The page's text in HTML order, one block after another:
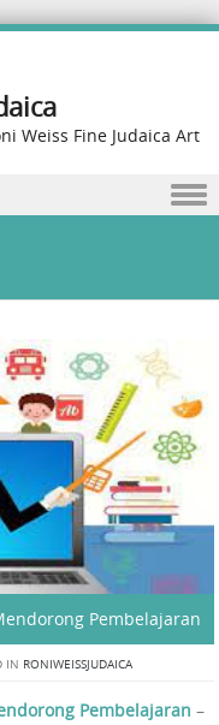
Weiss Fine Judaica Art
Pembelajaran
IN RONIWEISSJUDAICA
Pembelajaran –